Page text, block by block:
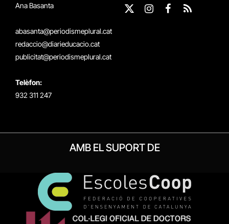
Ana Basanta
abasanta@periodismeplural.cat
redaccio@diarieducacio.cat
publicitat@periodismeplural.cat
Telèfon:
932 311 247
X
InstagramFacebook
RSS
AMB EL SUPORT DE